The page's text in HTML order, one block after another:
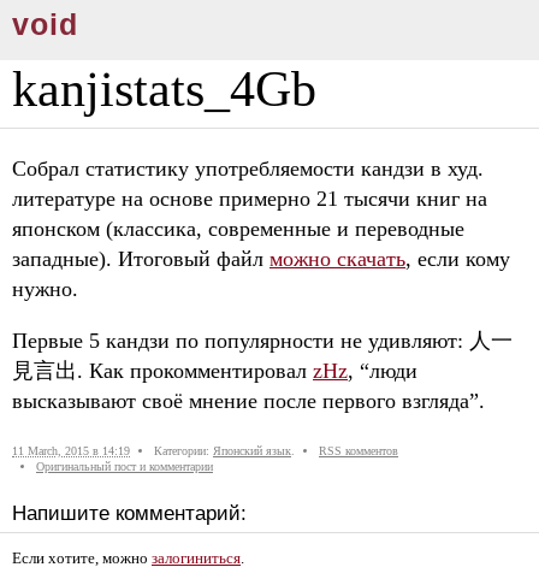
void
kanjistats_4Gb
Собрал статистику употребляемости кандзи в худ.
литературе на основе примерно 21 тысячи книг на
японском (классика, современные и переводные
западные). Итоговый файл можно скачать, если кому
нужно.
Первые 5 кандзи по популярности не удивляют: 人一
見言出. Как прокомментировал zHz, “люди
высказывают своё мнение после первого взгляда”.
11 March, 2015 в 14:19 Категории: Японский язык.
RSS комментов
Оригинальный пост и комментарии
Напишите комментарий:
Если хотите, можно залогиниться.